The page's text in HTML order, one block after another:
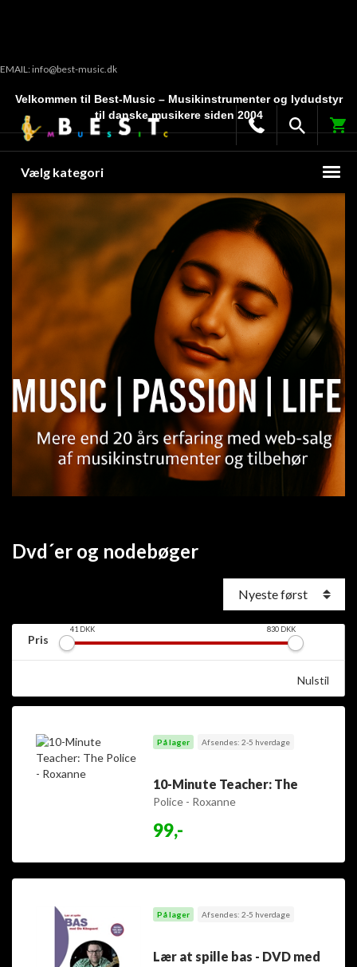
EMAIL: info@best-music.dk
Velkommen til Best-Music – Musikinstrumenter og lydudstyr
til danske musikere siden 2004
Vælg kategori
Nulstil
Pris
41 DKK 830 DKK
Dvd´er og nodebøger
På lager Afsendes: 2-5 hverdage
10-Minute Teacher: The
Police - Roxanne
99,-
På lager Afsendes: 2-5 hverdage
Lær at spille bas - DVD med